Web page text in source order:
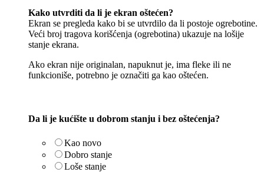
Kako utvrditi da li je ekran oštećen?
Ekran se pregleda kako bi se utvrdilo da li postoje ogrebotine.
Veći broj tragova korišćenja (ogrebotina) ukazuje na lošije
stanje ekrana.
Ako ekran nije originalan, napuknut je, ima fleke ili ne
funkcioniše, potrebno je označiti ga kao oštećen.
Da li je kućište u dobrom stanju i bez oštećenja?
Kao novo
Dobro stanje
Loše stanje